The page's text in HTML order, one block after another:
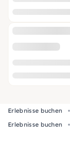
Erlebnisse buchen
Erlebnisse buchen